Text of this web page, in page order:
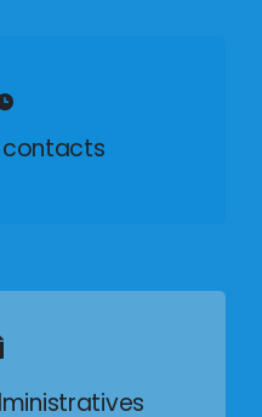
contacts